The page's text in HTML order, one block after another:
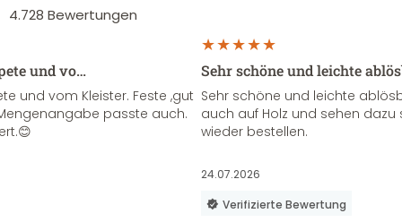
4.728 Bewertungen
und vo…
und vom Kleister. Feste ,gut
passte auch.
Sehr schöne und leichte
Sehr schöne und leichte
auch auf Holz und sehen
wieder bestellen.
24.07.2026
Verifizierte Bewertung